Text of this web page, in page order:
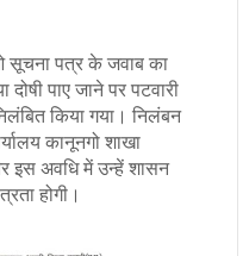
सूचना पत्र के जवाब का
पाए जाने पर पटवारी
किया गया। निलंबन
कानूनगो शाखा
इस अवधि में उन्हें शासन
होगी।